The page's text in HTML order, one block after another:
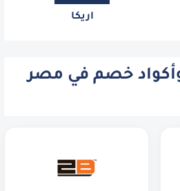
اريكا
خصم في مصر